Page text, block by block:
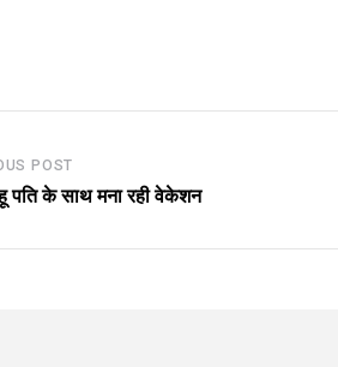
POST
पति के साथ मना रही वेकेशन